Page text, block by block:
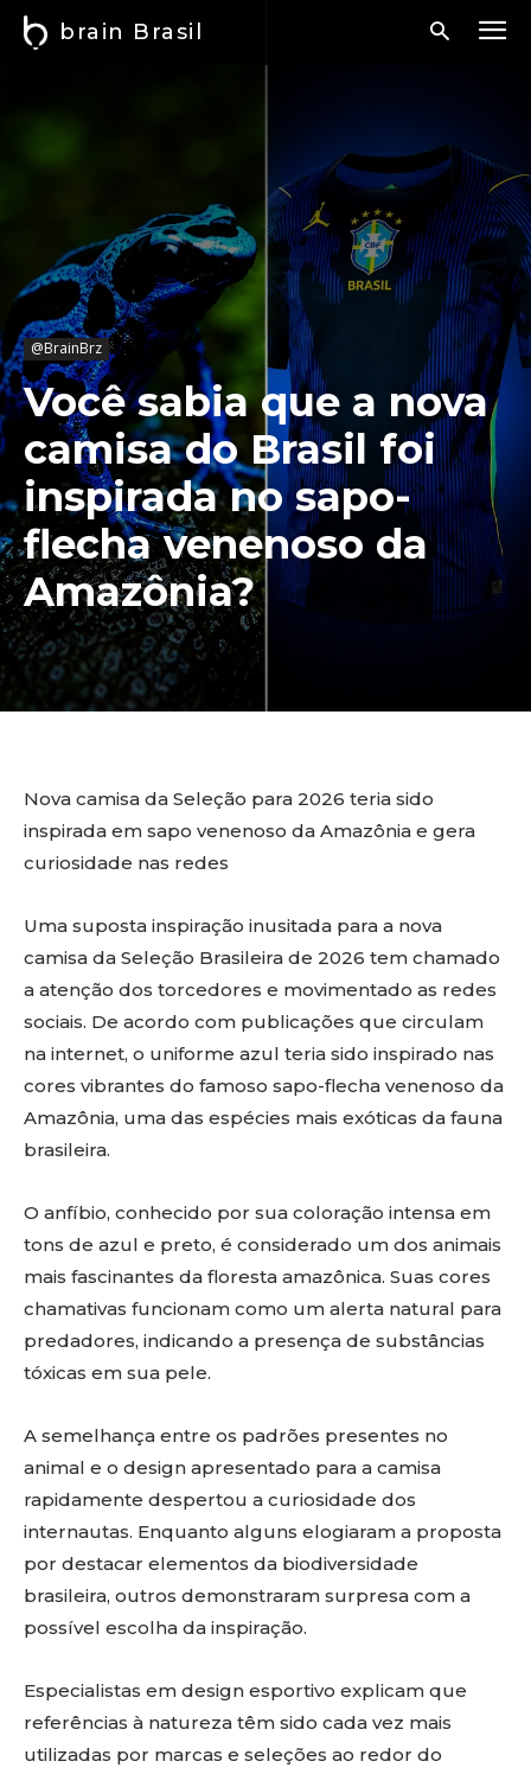
brain Brasil
@BrainBrz
Você sabia que a nova
camisa do Brasil foi
inspirada no sapo-
flecha venenoso da
Amazônia?
Nova camisa da Seleção para 2026 teria sido
inspirada em sapo venenoso da Amazônia e gera
curiosidade nas redes
Uma suposta inspiração inusitada para a nova
camisa da Seleção Brasileira de 2026 tem chamado
a atenção dos torcedores e movimentado as redes
sociais. De acordo com publicações que circulam
na internet, o uniforme azul teria sido inspirado nas
cores vibrantes do famoso sapo-flecha venenoso da
Amazônia, uma das espécies mais exóticas da fauna
brasileira.
O anfíbio, conhecido por sua coloração intensa em
tons de azul e preto, é considerado um dos animais
mais fascinantes da floresta amazônica. Suas cores
chamativas funcionam como um alerta natural para
predadores, indicando a presença de substâncias
tóxicas em sua pele.
A semelhança entre os padrões presentes no
animal e o design apresentado para a camisa
rapidamente despertou a curiosidade dos
internautas. Enquanto alguns elogiaram a proposta
por destacar elementos da biodiversidade
brasileira, outros demonstraram surpresa com a
possível escolha da inspiração.
Especialistas em design esportivo explicam que
referências à natureza têm sido cada vez mais
utilizadas por marcas e seleções ao redor do